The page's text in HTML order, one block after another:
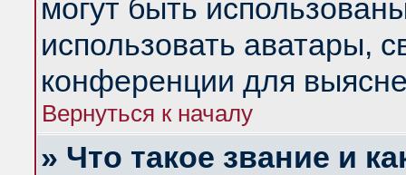
могут быть
использовать аватары,
конференции для
Вернуться к началу
» Что такое звание и